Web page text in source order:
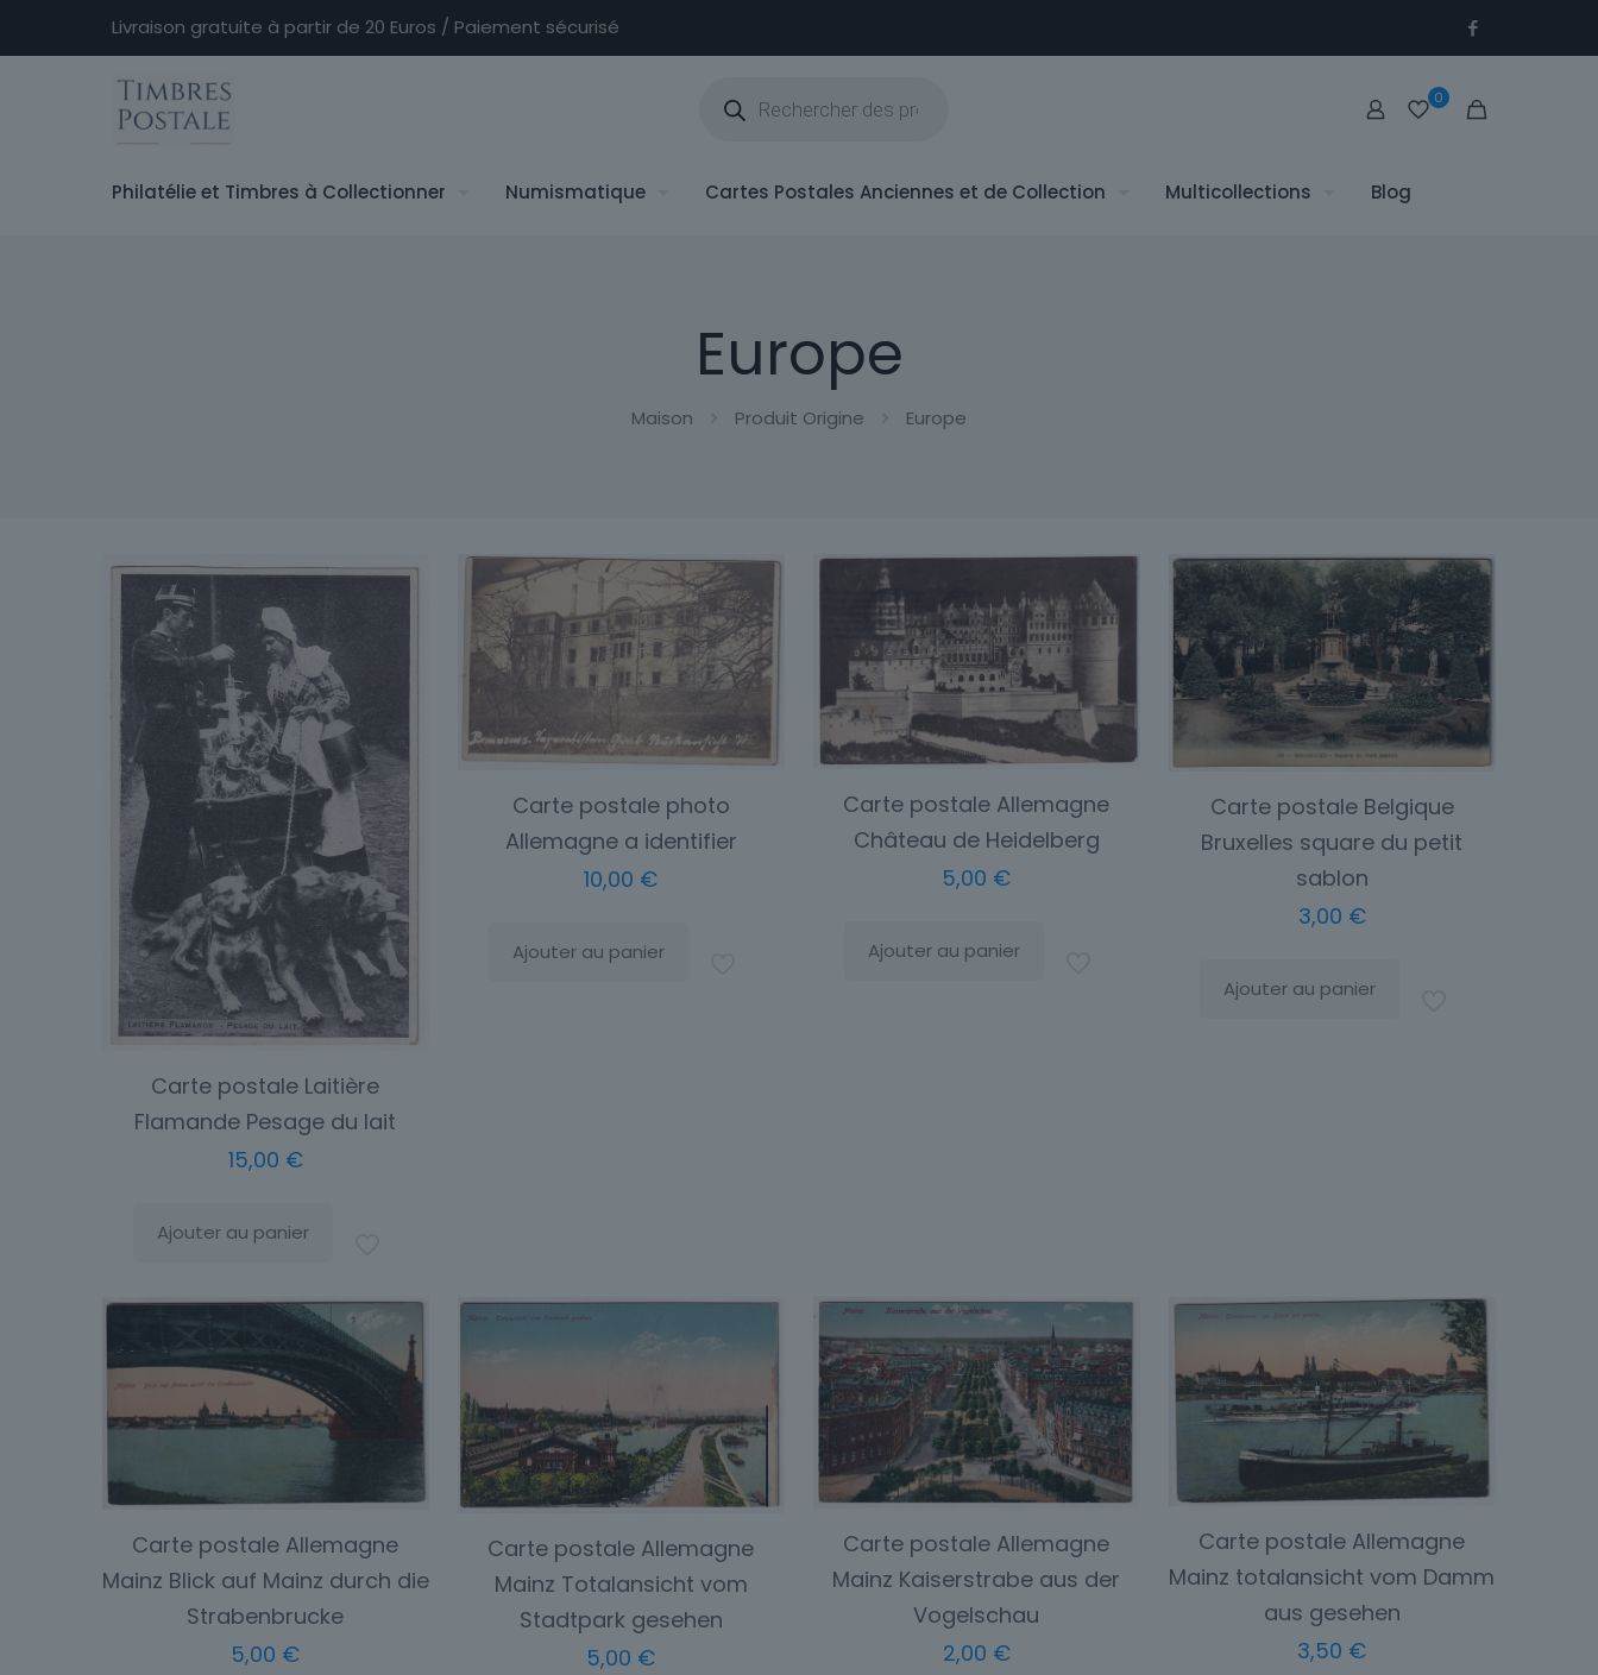
Livraison gratuite à partir de 20 Euros / Paiement sécurisé
produits
0
Philatélie et Timbres à Collectionner Numismatique Cartes Postales Anciennes et de Collection Multicollections Blog
Europe
Maison Produit Origine Europe
Carte postale Laitière
Flamande Pesage du lait
15,00 €
Ajouter au panier
Carte postale photo
Allemagne a identifier
10,00 €
Ajouter au panier
Carte postale Allemagne
Château de Heidelberg
5,00 €
Ajouter au panier
Carte postale Belgique
Bruxelles square du petit
sablon
3,00 €
Ajouter au panier
Carte postale Allemagne
Mainz Blick auf Mainz durch die
Strabenbrucke
5,00 €
Carte postale Allemagne
Mainz Totalansicht vom
Stadtpark gesehen
5,00 €
Carte postale Allemagne
Mainz Kaiserstrabe aus der
Vogelschau
2,00 €
Carte postale Allemagne
Mainz totalansicht vom Damm
aus gesehen
3,50 €